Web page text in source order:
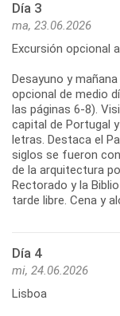
Día 3
ma, 23.06.2026
Excursión opcional
Desayuno y
opcional de medio
las páginas 6-8).
capital de Portugal
letras. Destaca el
siglos se fueron
de la arquitectura
Rectorado y la
Día 4
mi, 24.06.2026
Lisboa